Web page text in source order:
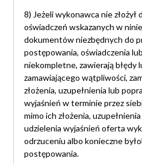
8) Jeżeli wykonawca nie
oświadczeń wskazanych w
dokumentów niezbędnych do
postępowania, oświadczenia
niekompletne, zawierają błędy
zamawiającego wątpliwości,
złożenia, uzupełnienia lub
wyjaśnień w terminie przez
mimo ich złożenia,
udzielenia wyjaśnień oferta
odrzuceniu albo konieczne
postępowania.